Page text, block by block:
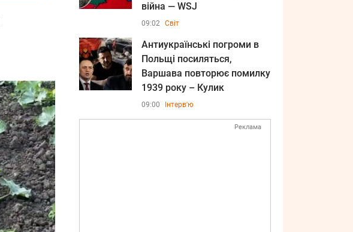
війна — WSJ
09:02 Світ
Антиукраїнські погроми в
Польщі посиляться,
Варшава повторює помилку
1939 року – Кулик
09:00 Інтерв'ю
Реклама